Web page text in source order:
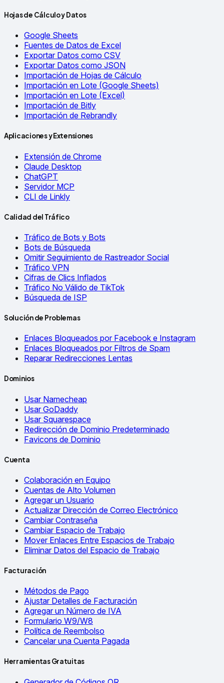
Hojas de Cálculo y Datos
Google Sheets
Fuentes de Datos de Excel
Exportar Datos como CSV
Exportar Datos como JSON
Importación de Hojas de Cálculo
Importación en Lote (Google Sheets)
Importación en Lote (Excel)
Importación de Bitly
Importación de Rebrandly
Aplicaciones y Extensiones
Extensión de Chrome
Claude Desktop
ChatGPT
Servidor MCP
CLI de Linkly
Calidad del Tráfico
Tráfico de Bots y Bots
Bots de Búsqueda
Omitir Seguimiento de Rastreador Social
Tráfico VPN
Cifras de Clics Inflados
Tráfico No Válido de TikTok
Búsqueda de ISP
Solución de Problemas
Enlaces Bloqueados por Facebook e Instagram
Enlaces Bloqueados por Filtros de Spam
Reparar Redirecciones Lentas
Dominios
Usar Namecheap
Usar GoDaddy
Usar Squarespace
Redirección de Dominio Predeterminado
Favicons de Dominio
Cuenta
Colaboración en Equipo
Cuentas de Alto Volumen
Agregar un Usuario
Actualizar Dirección de Correo Electrónico
Cambiar Contraseña
Cambiar Espacio de Trabajo
Mover Enlaces Entre Espacios de Trabajo
Eliminar Datos del Espacio de Trabajo
Facturación
Métodos de Pago
Ajustar Detalles de Facturación
Agregar un Número de IVA
Formulario W9/W8
Política de Reembolso
Cancelar una Cuenta Pagada
Herramientas Gratuitas